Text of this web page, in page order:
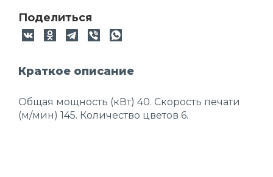
Поделиться
Краткое описание
Общая мощность (кВт) 40. Скорость печати
(м/мин) 145. Количество цветов 6.